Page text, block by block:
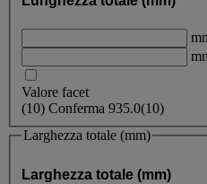
Valore facet
(10) Conferma 935.0(10)
Larghezza totale (mm)
Larghezza totale (mm)